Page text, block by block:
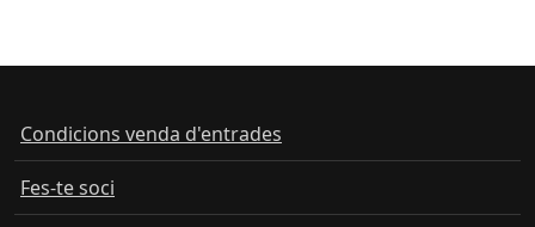
Condicions venda d'entrades
Fes-te soci